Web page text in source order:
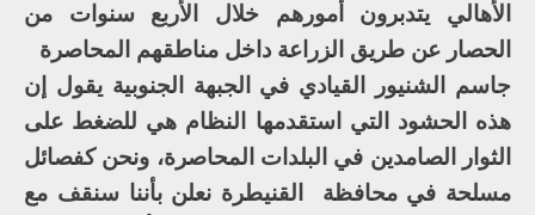
الأهالي يتدبرون أمورهم خلال الأربع سنوات من
الحصار عن طريق الزراعة داخل مناطقهم المحاصرة
جاسم الشنيور القيادي في الجبهة الجنوبية يقول إن
هذه الحشود التي استقدمها النظام هي للضغط على
الثوار الصامدين في البلدات المحاصرة، ونحن كفصائل
مسلحة في محافظة القنيطرة نعلن بأننا سنقف مع